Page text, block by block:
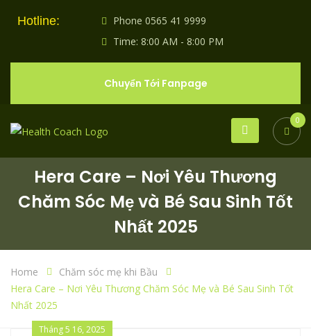
Hotline:
Phone 0565 41 9999
Time: 8:00 AM - 8:00 PM
Chuyển Tới Fanpage
0
Hera Care – Nơi Yêu Thương
Chăm Sóc Mẹ và Bé Sau Sinh Tốt
Nhất 2025
Home
Chăm sóc mẹ khi Bầu
Hera Care – Nơi Yêu Thương Chăm Sóc Mẹ và Bé Sau Sinh Tốt
Nhất 2025
Tháng 5 16, 2025